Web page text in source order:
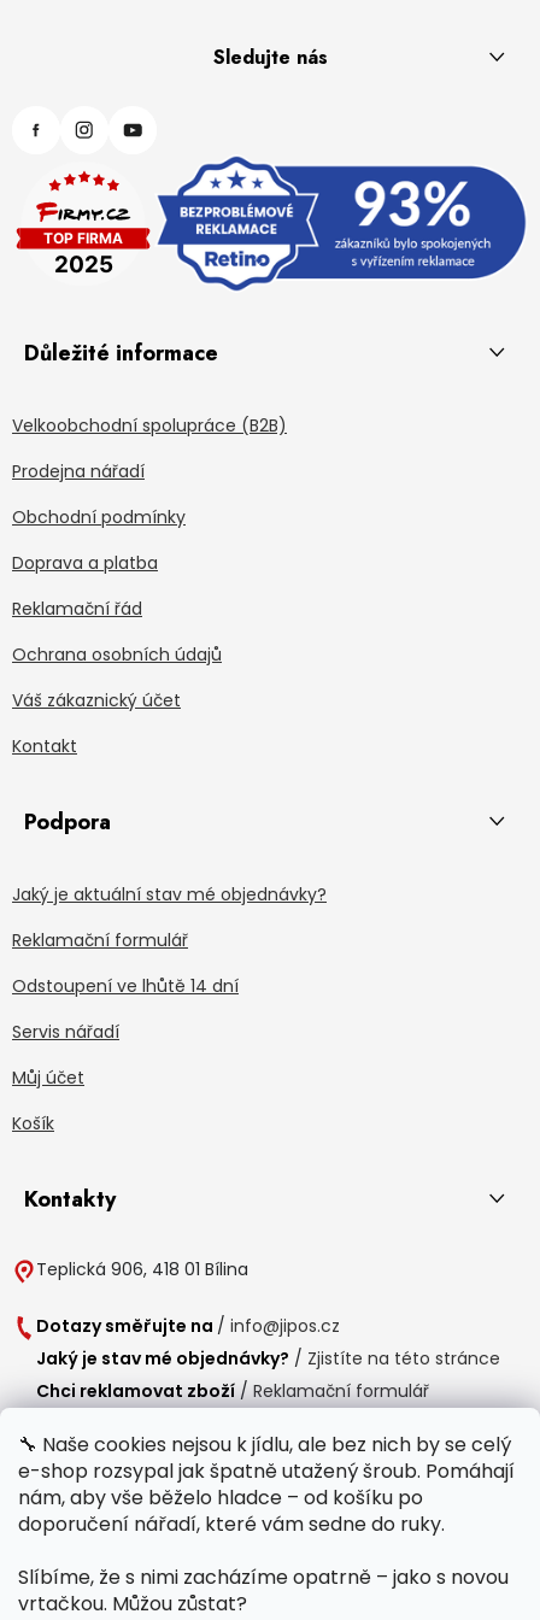
🔧 Naše cookies nejsou k jídlu, ale bez nich by se celý
e-shop rozsypal jak špatně utažený šroub. Pomáhají
nám, aby vše běželo hladce – od košíku po
doporučení nářadí, které vám sedne do ruky.
Slíbíme, že s nimi zacházíme opatrně – jako s novou
vrtačkou. Můžou zůstat?
Sledujte nás
Důležité informace
Velkoobchodní spolupráce (B2B)
Prodejna nářadí
Obchodní podmínky
Doprava a platba
Reklamační řád
Ochrana osobních údajů
Váš zákaznický účet
Kontakt
Podpora
Jaký je aktuální stav mé objednávky?
Reklamační formulář
Odstoupení ve lhůtě 14 dní
Servis nářadí
Můj účet
Košík
Kontakty
Teplická 906, 418 01 Bílina
Dotazy směřujte na / info@jipos.cz
Jaký je stav mé objednávky? / Zjistíte na této stránce
Chci reklamovat zboží / Reklamační formulář
Provozní doba
Po-Čt / 8:00 - 15:00
Polední přestávka /11:00 - 11:30